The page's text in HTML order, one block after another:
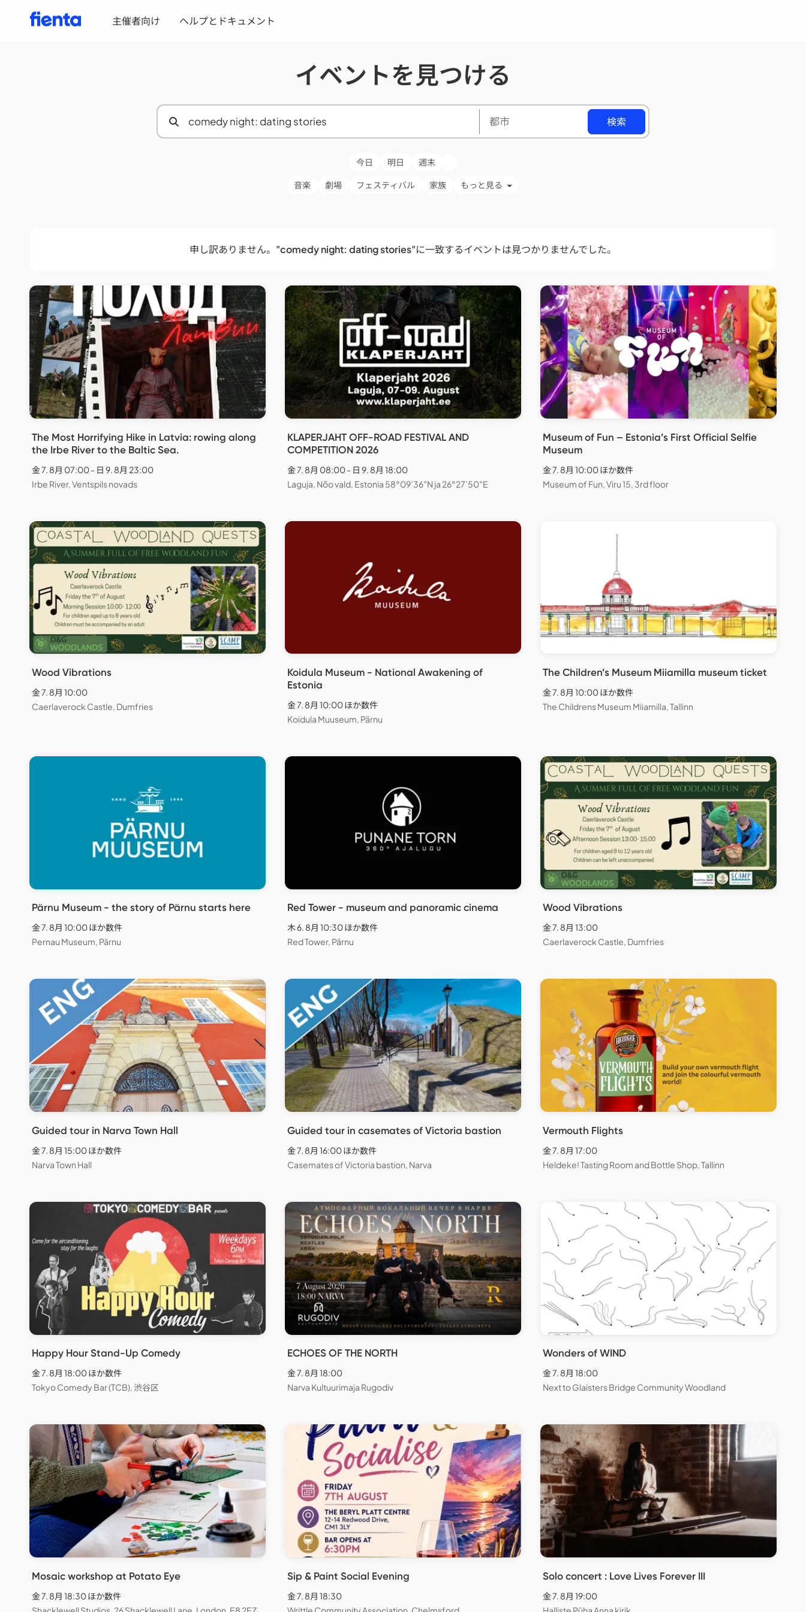
主催者向け ヘルプとドキュメント
イベントを見つける
検索
今日 明日 週末
音楽 劇場 フェスティバル 家族 もっと見る
申し訳ありません。 "comedy night: dating stories"に一致するイベントは見つかりませんでした。
The Most Horrifying Hike in Latvia: rowing along
the Irbe River to the Baltic Sea.
金 7. 8月 07:00 - 日 9. 8月 23:00
Irbe River, Ventspils novads
KLAPERJAHT OFF-ROAD FESTIVAL AND
COMPETITION 2026
金 7. 8月 08:00 - 日 9. 8月 18:00
Laguja, Nõo vald, Estonia 58°09’36″N ja 26°27’50″E
Museum of Fun – Estonia’s First Official Selfie
Museum
金 7. 8月 10:00 ほか数件
Museum of Fun, Viru 15, 3rd floor
Wood Vibrations
金 7. 8月 10:00
Caerlaverock Castle, Dumfries
Koidula Museum - National Awakening of
Estonia
金 7. 8月 10:00 ほか数件
Koidula Muuseum, Pärnu
The Children’s Museum Miiamilla museum ticket
金 7. 8月 10:00 ほか数件
The Childrens Museum Miiamilla, Tallinn
Pärnu Museum - the story of Pärnu starts here
金 7. 8月 10:00 ほか数件
Pernau Museum, Pärnu
Red Tower - museum and panoramic cinema
木 6. 8月 10:30 ほか数件
Red Tower, Pärnu
Wood Vibrations
金 7. 8月 13:00
Caerlaverock Castle, Dumfries
Guided tour in Narva Town Hall
金 7. 8月 15:00 ほか数件
Narva Town Hall
Guided tour in casemates of Victoria bastion
金 7. 8月 16:00 ほか数件
Casemates of Victoria bastion, Narva
Vermouth Flights
金 7. 8月 17:00
Heldeke! Tasting Room and Bottle Shop, Tallinn
Happy Hour Stand-Up Comedy
金 7. 8月 18:00 ほか数件
Tokyo Comedy Bar (TCB), 渋谷区
ECHOES OF THE NORTH
金 7. 8月 18:00
Narva Kultuurimaja Rugodiv
Wonders of WIND
金 7. 8月 18:00
Next to Glaisters Bridge Community Woodland
Mosaic workshop at Potato Eye
金 7. 8月 18:30 ほか数件
Sip & Paint Social Evening
金 7. 8月 18:30
Solo concert : Love Lives Forever III
金 7. 8月 19:00